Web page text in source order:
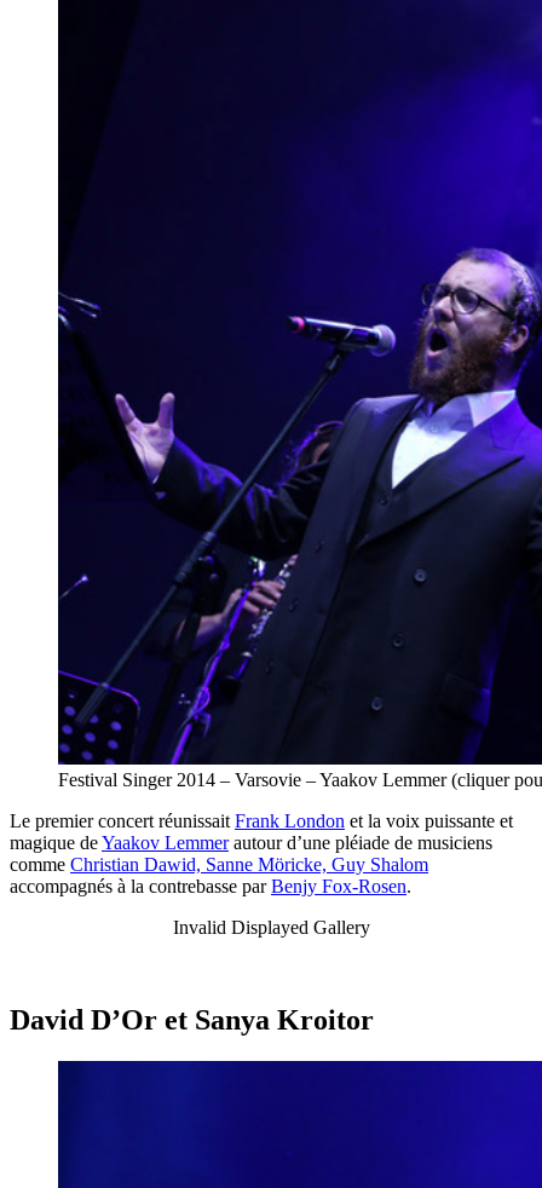
Festival Singer 2014 – Varsovie – Yaakov Lemmer (cliquer
Le premier concert réunissait Frank London et la voix puissante et
magique deYaakov Lemmerautour d’une pléiade de musiciens
comme Christian Dawid, Sanne Möricke, Guy Shalom
accompagnés à la contrebasse parBenjy Fox-Rosen.
Invalid Displayed Gallery
David D’Or et Sanya Kroitor